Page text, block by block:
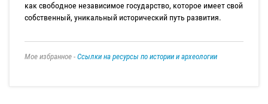
как свободное независимое государство, которое имеет свой
собственный, уникальный исторический путь развития.
Мое избранное - Ссылки на ресурсы по истории и археологии